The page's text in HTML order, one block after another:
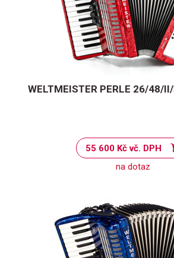
WELTMEISTER PERLE 26/48/
55 600 Kč vč. DPH
na dotaz